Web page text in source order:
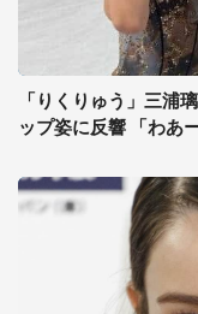
「りくりゅう」三浦
ップ姿に反響 「わあ